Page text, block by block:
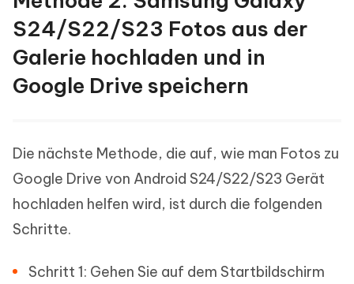
S24/S22/S23 Fotos aus der
Galerie hochladen und in
Google Drive speichern
Die nächste Methode, die auf, wie man Fotos zu
Google Drive von Android S24/S22/S23 Gerät
hochladen helfen wird, ist durch die folgenden
Schritte.
Schritt 1: Gehen Sie auf dem Startbildschirm